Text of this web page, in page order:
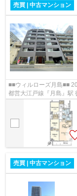
売買 | 中古マンション
■■ウィルローズ月島■■ 2010年（平成22年）3月完成 東京メトロ有楽町線・
都営大江戸線『月島』駅 徒歩３分 ペット飼育可（細則
り 【周辺環境】 ダイエ
売買 | 中古マンション